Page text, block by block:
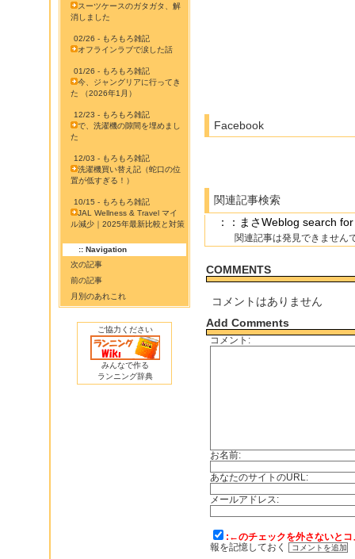
スーツケースのガタガタ、解
消しました
02/26 - もろもろ雑記
オフラインラブで涙した話
01/26 - もろもろ雑記
今、ジャングリアに行ってき
た （2026年1月）
12/23 - もろもろ雑記
で、洗濯機の隙間を埋めまし
た
12/03 - もろもろ雑記
洗濯機買い替え記（蛇口の位
置が低すぎる！）
10/15 - もろもろ雑記
JAL Wellness & Travel マイ
ル減少｜2025年最新比較と対策
:: Navigation
次の記事
前の記事
月別のあれこれ
ご協力ください
みんなで作る
ランニング辞典
Facebook
関連記事検索
：：まさWeblog search
関連記事は発見できません
COMMENTS
コメントはありません
Add Comments
コメント:
お名前:
あなたのサイトのURL:
メールアドレス:
:←のチェックを外さないと
報を記憶しておく